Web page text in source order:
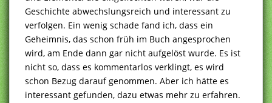
Geschichte abwechslungsreich und interessant zu
verfolgen. Ein wenig schade fand ich, dass ein
Geheimnis, das schon früh im Buch angesprochen
wird, am Ende dann gar nicht aufgelöst wurde. Es ist
nicht so, dass es kommentarlos verklingt, es wird
schon Bezug darauf genommen. Aber ich hätte es
interessant gefunden, dazu etwas mehr zu erfahren.